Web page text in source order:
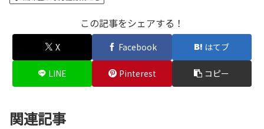
この記事をシェアする！
X Facebook はてブ
LINE Pinterest コピー
関連記事